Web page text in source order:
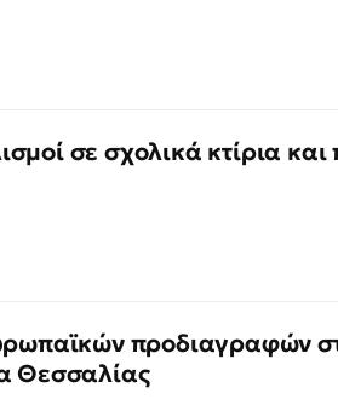
σε σχολικά κτίρια
προδιαγραφών
Θεσσαλίας